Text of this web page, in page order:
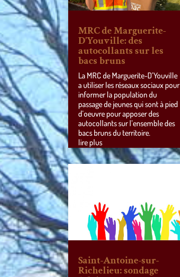
MRC de Marguerite-
D’Youville: des
autocollants sur les
bacs bruns
La MRC de Marguerite-D’Youville
a utiliser les réseaux sociaux pour
informer la population du
passage de jeunes qui sont à pied
d’oeuvre pour apposer des
autocollants sur l’ensemble des
bacs bruns du territoire.
lire plus
Saint-Antoine-sur-
Richelieu: sondage